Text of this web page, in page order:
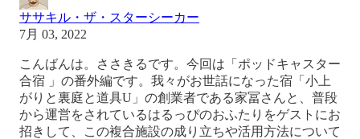
ササキル・ザ・スターシーカー
7月 03, 2022
こんばんは。ささきるです。今回は「ポッドキャスター
合宿 」の番外編です。我々がお世話になった宿「小上
がりと裏庭と道具U」の創業者である家冨さんと、普段
から運営をされているはるっぴのおふたりをゲストにお
招きして、この複合施設の成り立ちや活用方法について